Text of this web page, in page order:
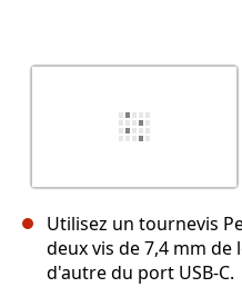
Utilisez un tournevis
deux vis de 7,4 mm
d'autre du port USB-C.